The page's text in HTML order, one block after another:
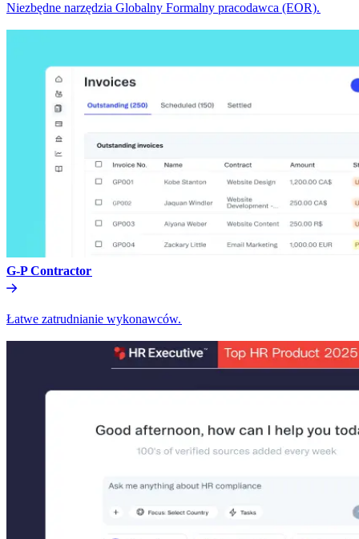
Niezbędne narzędzia Globalny Formalny pracodawca (EOR).​​
G-P Contractor​​
Łatwe zatrudnianie wykonawców.​​